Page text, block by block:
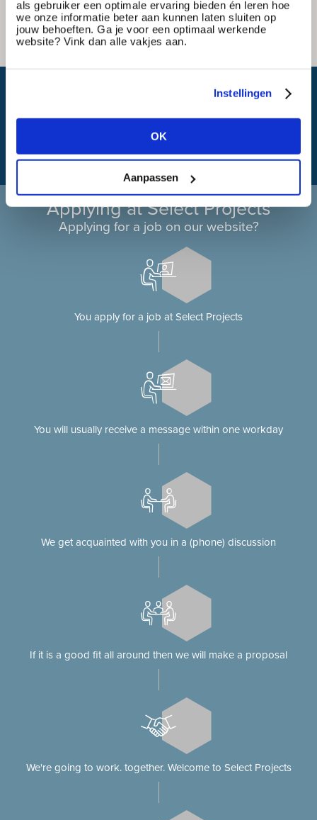
als gebruiker een optimale ervaring bieden én leren hoe
we onze informatie beter aan kunnen laten sluiten op
jouw behoeften. Ga je voor een optimaal werkende
website? Vink dan alle vakjes aan.
Instellingen
OK
Aanpassen
Applying at Select Projects
Applying for a job on our website?
You apply for a job at Select Projects
You will usually receive a message within one workday
We get acquainted with you in a (phone) discussion
If it is a good fit all around then we will make a proposal
We're going to work. together. Welcome to Select Projects